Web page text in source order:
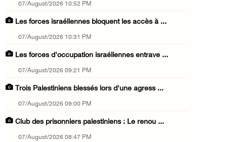
07/August/2026 10:52 PM
Les forces israéliennes bloquent les accès à ...
07/August/2026 10:31 PM
Les forces d'occupation israéliennes entrave ...
07/August/2026 09:21 PM
Trois Palestiniens blessés lors d'une agress ...
07/August/2026 09:00 PM
Club des prisonniers palestiniens : Le renou ...
07/August/2026 08:47 PM